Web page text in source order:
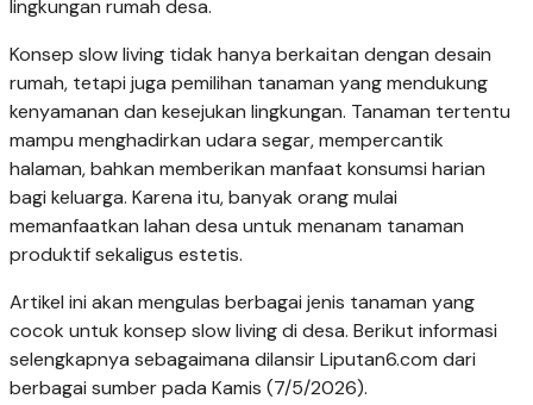
lingkungan rumah desa.
Konsep slow living tidak hanya berkaitan dengan desain
rumah, tetapi juga pemilihan tanaman yang mendukung
kenyamanan dan kesejukan lingkungan. Tanaman tertentu
mampu menghadirkan udara segar, mempercantik
halaman, bahkan memberikan manfaat konsumsi harian
bagi keluarga. Karena itu, banyak orang mulai
memanfaatkan lahan desa untuk menanam tanaman
produktif sekaligus estetis.
Artikel ini akan mengulas berbagai jenis tanaman yang
cocok untuk konsep slow living di desa. Berikut informasi
selengkapnya sebagaimana dilansir Liputan6.com dari
berbagai sumber pada Kamis (7/5/2026).